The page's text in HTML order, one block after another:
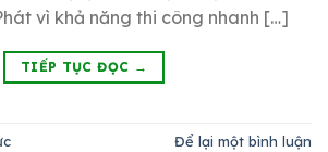
vì khả năng thi công nhanh […]
TIẾP TỤC ĐỌC →
Để lại một bình luận